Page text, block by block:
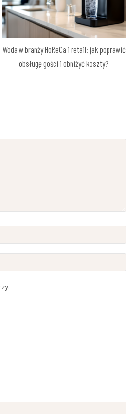
Woda w branży HoReCa i retail: jak poprawić
obsługę gości i obniżyć koszty?